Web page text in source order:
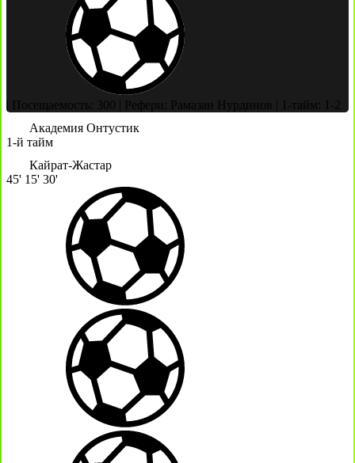
Посещаемость: 300 Рефери: Рамазан Нурдинов
1-тайм: 1-2
Академия Онтустик
1-й тайм
Кайрат-Жастар
45' 15' 30'